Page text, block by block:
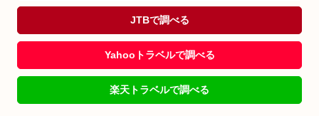
JTBで調べる
Yahooトラベルで調べる
楽天トラベルで調べる